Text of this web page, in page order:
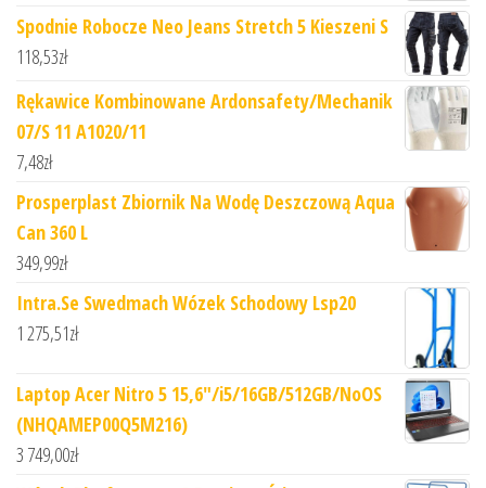
Spodnie Robocze Neo Jeans Stretch 5 Kieszeni S
118,53zł
Rękawice Kombinowane Ardonsafety/Mechanik
07/S 11 A1020/11
7,48zł
Prosperplast Zbiornik Na Wodę Deszczową Aqua
Can 360 L
349,99zł
Intra.Se Swedmach Wózek Schodowy Lsp20
1 275,51zł
Laptop Acer Nitro 5 15,6"/i5/16GB/512GB/NoOS
(NHQAMEP00Q5M216)
3 749,00zł